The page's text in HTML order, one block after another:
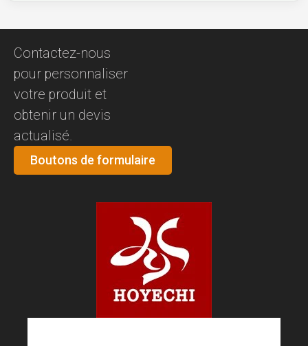
Contactez-nous
pour personnaliser
votre produit et
obtenir un devis
actualisé.
Boutons de formulaire